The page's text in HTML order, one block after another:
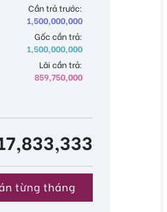
Cần trả trước:
1,500,000,000
Gốc cần trả:
1,500,000,000
Lãi cần trả:
859,750,000
từng tháng